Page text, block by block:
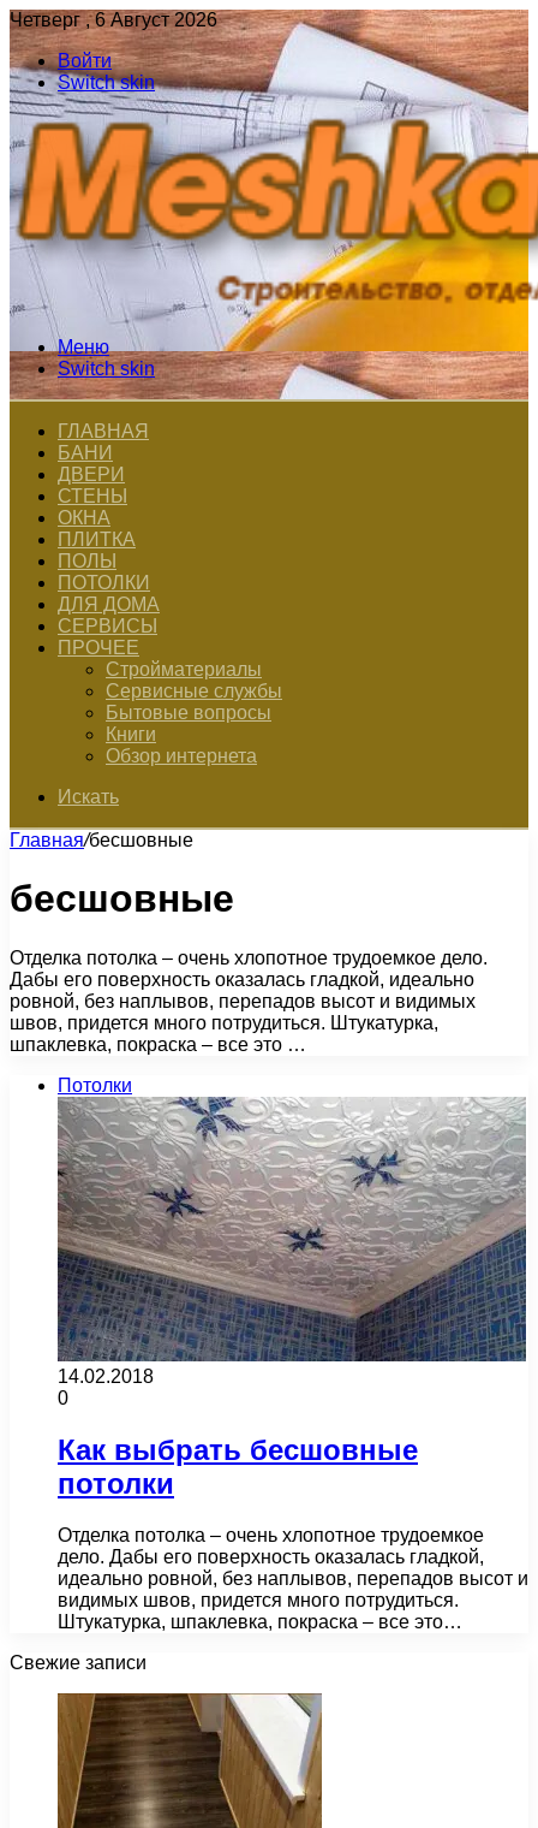
Четверг , 6 Август 2026
Войти
Switch skin
Меню
Switch skin
ГЛАВНАЯ
БАНИ
ДВЕРИ
СТЕНЫ
ОКНА
ПЛИТКА
ПОЛЫ
ПОТОЛКИ
ДЛЯ ДОМА
СЕРВИСЫ
ПРОЧЕЕ
Стройматериалы
Сервисные службы
Бытовые вопросы
Книги
Обзор интернета
Искать
Главная/бесшовные
бесшовные
Отделка потолка – очень хлопотное трудоемкое дело.
Дабы его поверхность оказалась гладкой, идеально
ровной, без наплывов, перепадов высот и видимых
швов, придется много потрудиться. Штукатурка,
шпаклевка, покраска – все это …
Потолки
14.02.2018
0
Как выбрать бесшовные
потолки
Отделка потолка – очень хлопотное трудоемкое
дело. Дабы его поверхность оказалась гладкой,
идеально ровной, без наплывов, перепадов высот и
видимых швов, придется много потрудиться.
Штукатурка, шпаклевка, покраска – все это…
Свежие записи